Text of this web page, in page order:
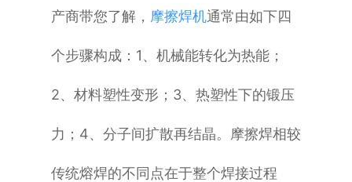
产商带您了解， 摩擦焊机通常由如下四
个步骤构成： 1、机械能转化为热能；
2、材料塑性变形； 3、热塑性下的锻压
力； 4、分子间扩散再结晶。 摩擦焊相较
传统熔焊的不同点在于整个焊接过程